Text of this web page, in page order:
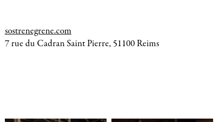
sostrenegrene.com
7 rue du Cadran Saint Pierre, 51100 Reims